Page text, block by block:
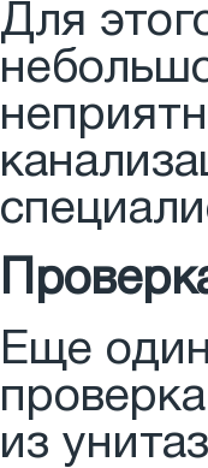
Для
Еще
из